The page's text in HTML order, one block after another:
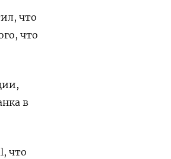
что
что
в
что